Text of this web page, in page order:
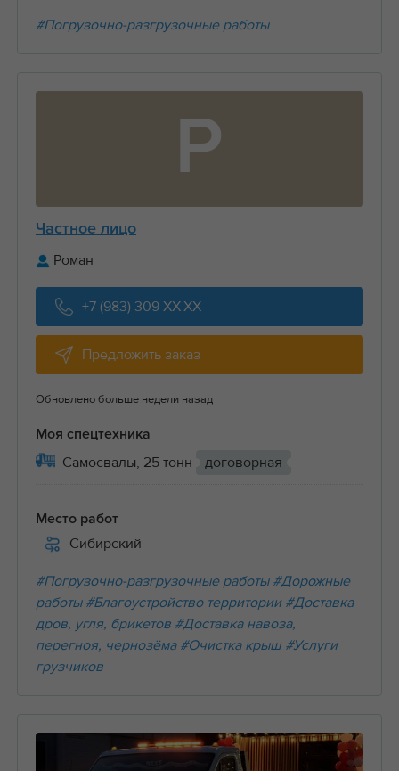
#Погрузочно-разгрузочные работы
Р
Частное лицо
Роман
+7 (983) 309-XX-XX
Предложить заказ
Обновлено больше недели назад
Моя спецтехника
Самосвалы, 25 тонн договорная
Место работ
Сибирский
#Погрузочно-разгрузочные работы #Дорожные
работы #Благоустройство территории #Доставка
дров, угля, брикетов #Доставка навоза,
перегноя, чернозёма #Очистка крыш #Услуги
грузчиков